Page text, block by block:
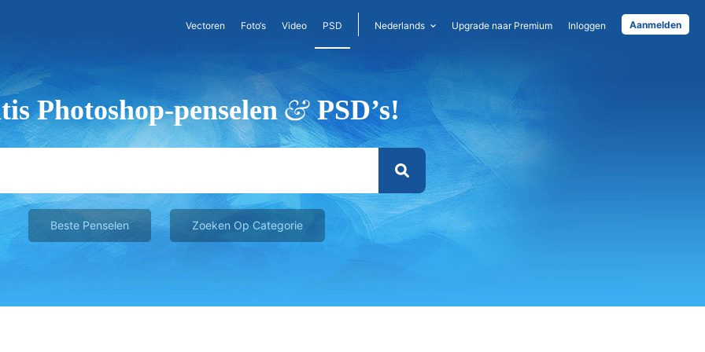
Vectoren Foto‘s Video PSD Nederlands Upgrade naar Premium Inloggen Aanmelden
Photoshop-penselen PSD’s!
Beste Penselen Zoeken Op Categorie